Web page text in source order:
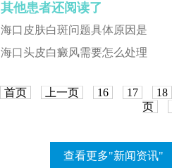
其他患者还阅读了
海口皮肤白斑问题具体原因是
海口头皮白癜风需要怎么处理
首页 上一页 16 17 18
页
查看更多"新闻资讯"